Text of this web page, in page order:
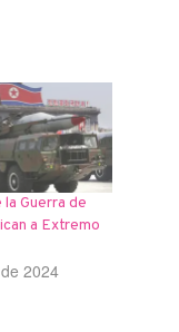
Guerra de
a Extremo
2024